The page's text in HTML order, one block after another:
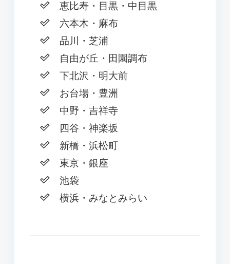
恵比寿・目黒・中目黒
六本木・麻布
品川・芝浦
自由が丘・田園調布
下北沢・明大前
お台場・豊洲
中野・吉祥寺
四谷・神楽坂
新橋・浜松町
東京・銀座
池袋
横浜・みなとみらい